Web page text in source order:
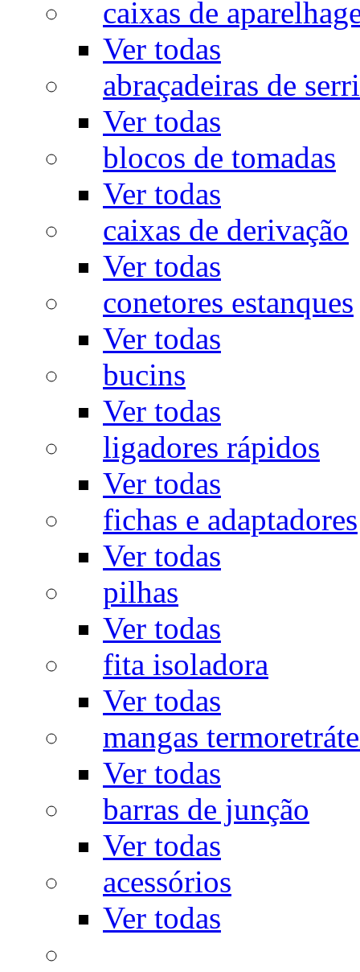
caixas de
Ver todas
abraçadeiras de
Ver todas
blocos de tomadas
Ver todas
caixas de derivação
Ver todas
conetores estanques
Ver todas
bucins
Ver todas
ligadores rápidos
Ver todas
fichas e adaptadores
Ver todas
pilhas
Ver todas
fita isoladora
Ver todas
mangas
Ver todas
barras de junção
Ver todas
acessórios
Ver todas